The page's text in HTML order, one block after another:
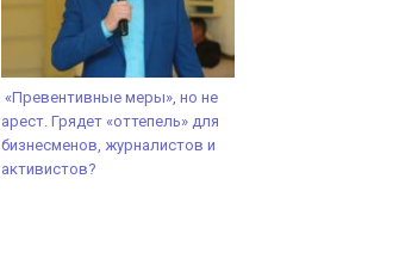
«Превентивные меры», но не
арест. Грядет «оттепель» для
бизнесменов, журналистов и
активистов?